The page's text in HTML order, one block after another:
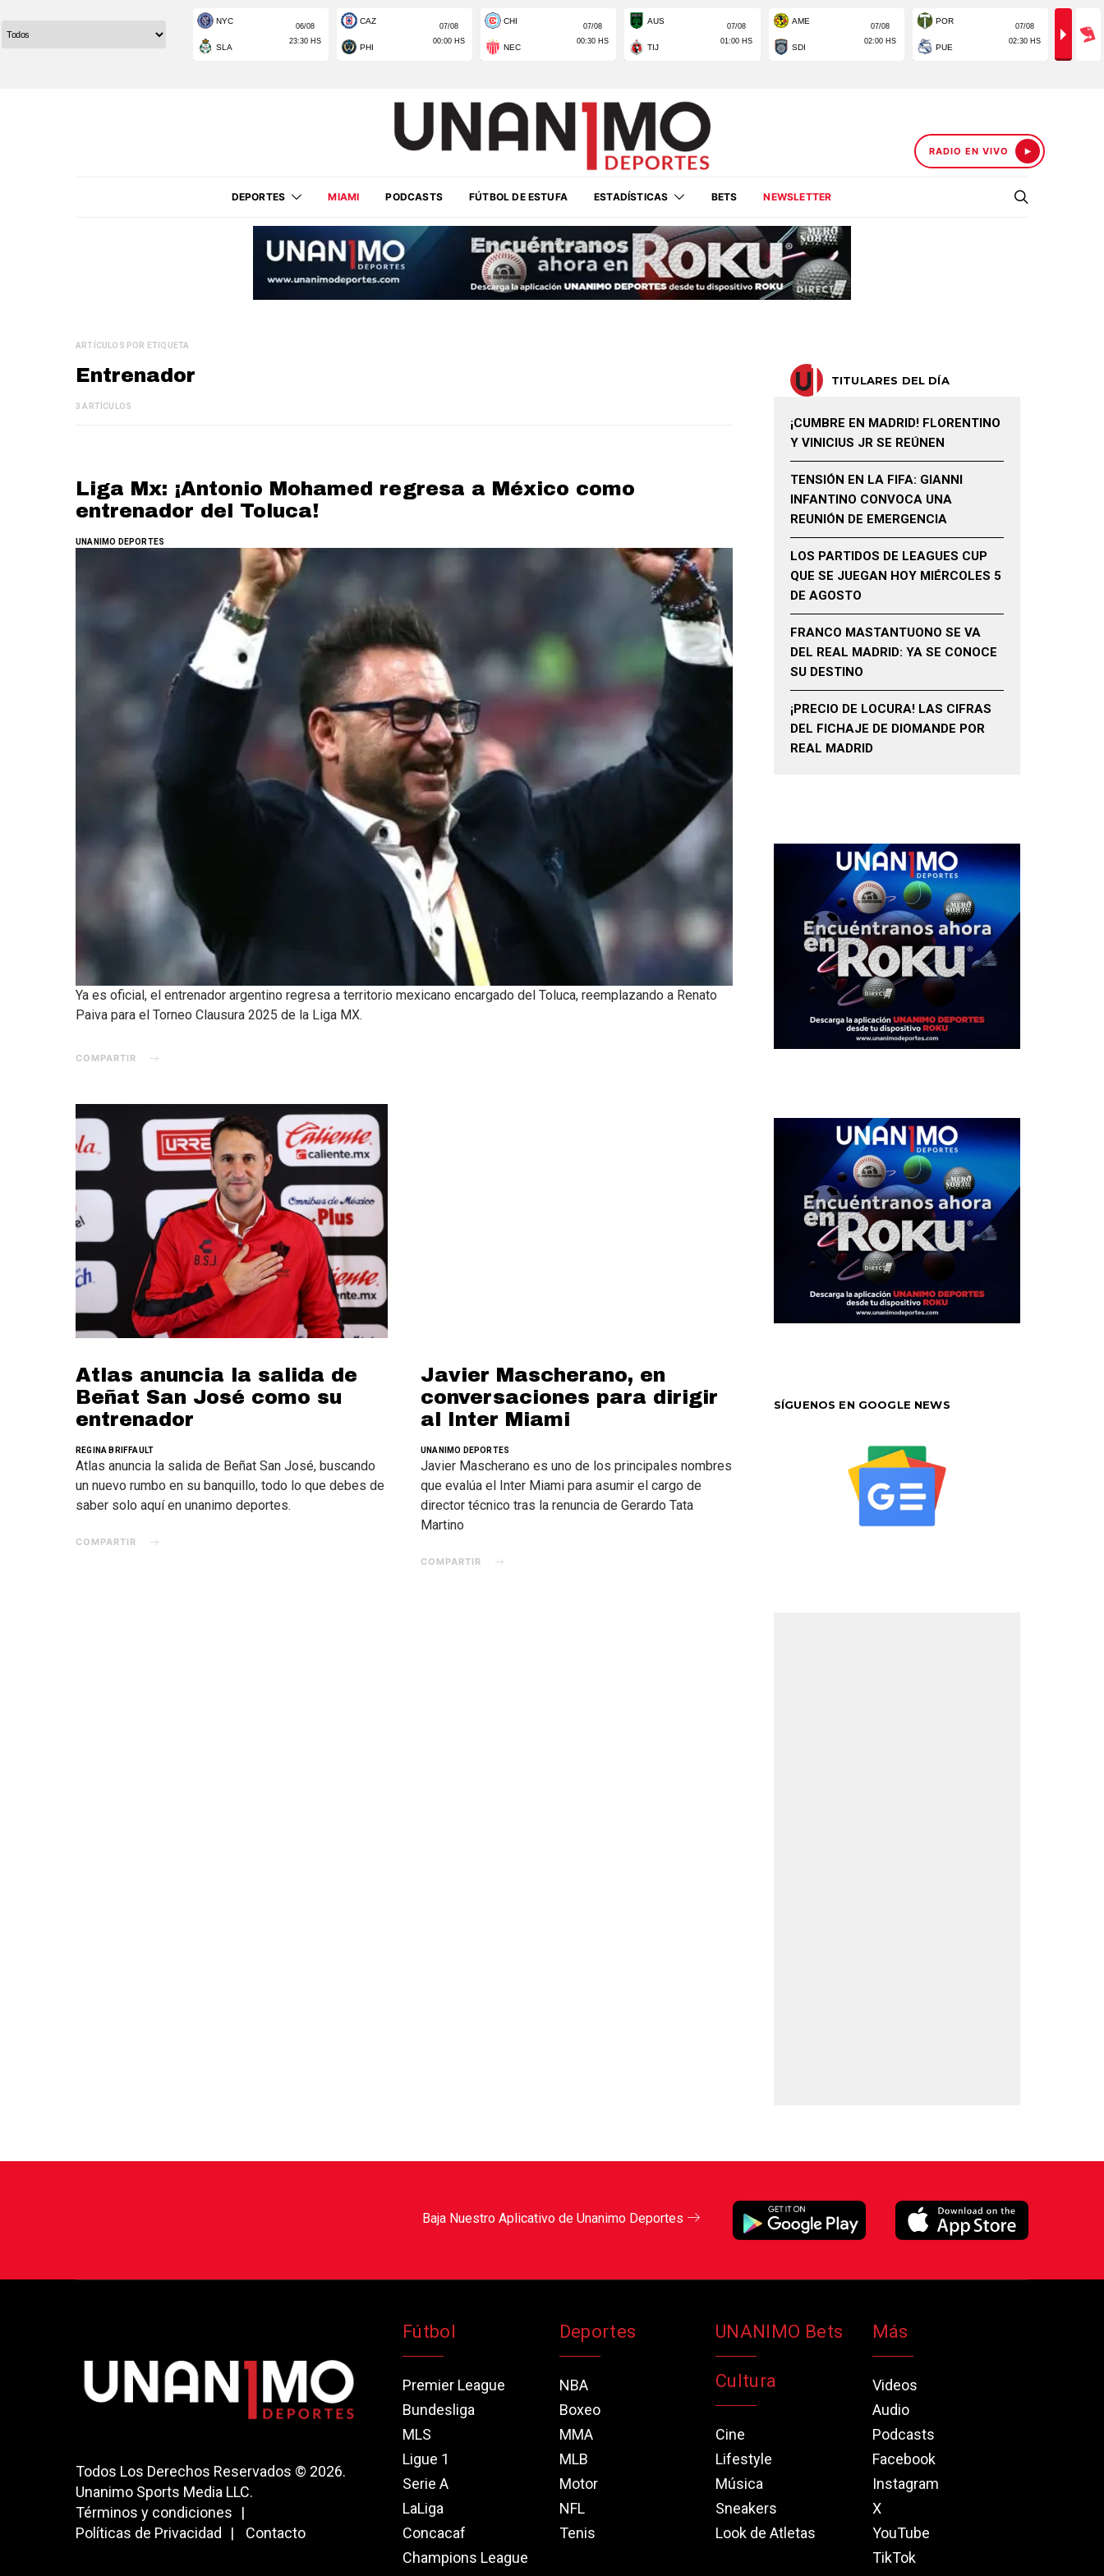
RADIO EN VIVO
DEPORTES MIAMI PODCASTS FÚTBOL DE ESTUFA ESTADÍSTICAS BETS NEWSLETTER
ARTÍCULOS POR ETIQUETA
Entrenador
3 ARTÍCULOS
Liga Mx: ¡Antonio Mohamed regresa a México como
entrenador del Toluca!
UNANIMO DEPORTES
Ya es oficial, el entrenador argentino regresa a territorio mexicano encargado del Toluca, reemplazando a Renato
Paiva para el Torneo Clausura 2025 de la Liga MX.
COMPARTIR
Atlas anuncia la salida de
Beñat San José como su
entrenador
REGINA BRIFFAULT
Atlas anuncia la salida de Beñat San José, buscando
un nuevo rumbo en su banquillo, todo lo que debes de
saber solo aquí en unanimo deportes.
COMPARTIR
Javier Mascherano, en
conversaciones para dirigir
al Inter Miami
UNANIMO DEPORTES
Javier Mascherano es uno de los principales nombres
que evalúa el Inter Miami para asumir el cargo de
director técnico tras la renuncia de Gerardo Tata
Martino
COMPARTIR
TITULARES DEL DÍA
¡CUMBRE EN MADRID! FLORENTINO
Y VINICIUS JR SE REÚNEN
TENSIÓN EN LA FIFA: GIANNI
INFANTINO CONVOCA UNA
REUNIÓN DE EMERGENCIA
LOS PARTIDOS DE LEAGUES CUP
QUE SE JUEGAN HOY MIÉRCOLES 5
DE AGOSTO
FRANCO MASTANTUONO SE VA
DEL REAL MADRID: YA SE CONOCE
SU DESTINO
¡PRECIO DE LOCURA! LAS CIFRAS
DEL FICHAJE DE DIOMANDE POR
REAL MADRID
SÍGUENOS EN GOOGLE NEWS
Baja Nuestro Aplicativo de Unanimo Deportes
Todos Los Derechos Reservados © 2026.
Unanimo Sports Media LLC.
Términos y condiciones
Políticas de Privacidad
Contacto
Fútbol
Premier League
Bundesliga
MLS
Ligue 1
Serie A
LaLiga
Concacaf
Champions League
Deportes
NBA
Boxeo
MMA
MLB
Motor
NFL
Tenis
UNANIMO Bets
Cultura
Cine
Lifestyle
Música
Sneakers
Look de Atletas
Más
Videos
Audio
Podcasts
Facebook
Instagram
X
YouTube
TikTok